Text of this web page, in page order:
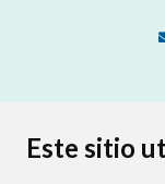
Este sitio